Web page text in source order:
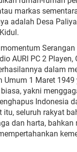
markas
adalah Desa
AURI PC 2 Playen,
dalam
Umum 1 Maret
yakni
Indonesia
itu, seluruh rakyat
dan harta, bahkan